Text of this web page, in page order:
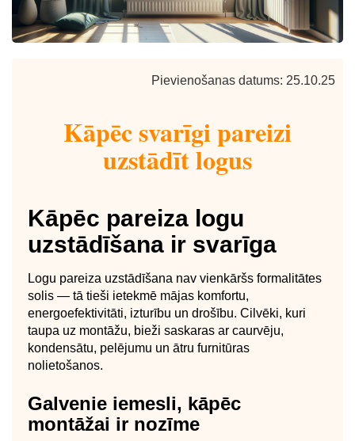
Pievienošanas datums: 25.10.25
Kāpēc svarīgi pareizi
uzstādīt logus
Kāpēc pareiza logu
uzstādīšana ir svarīga
Logu pareiza uzstādīšana nav vienkāršs formalitātes
solis — tā tieši ietekmē mājas komfortu,
energoefektivitāti, izturību un drošību. Cilvēki, kuri
taupa uz montāžu, bieži saskaras ar caurvēju,
kondensātu, pelējumu un ātru furnitūras
nolietošanos.
Galvenie iemesli, kāpēc
montāžai ir nozīme